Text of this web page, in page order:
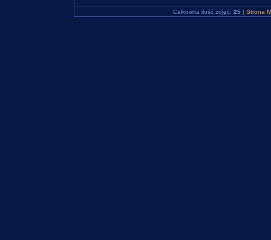
Całkowita ilość zdjęć: 25 | Strona